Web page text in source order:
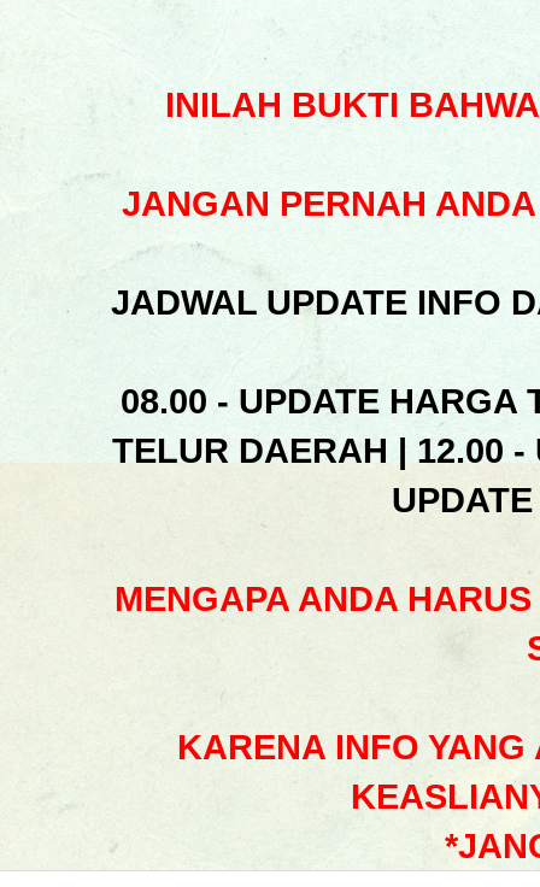
INILAH BUKTI
JANGAN PERNAH
JADWAL UPDATE INFO
08.00 - UPDATE HARGA
TELUR DAERAH | 12.00
MENGAPA ANDA
KARENA INFO